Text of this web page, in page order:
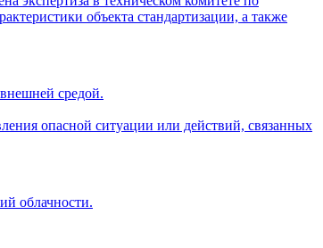
объекта стандартизации, а также
средой.
опасной ситуации или действий, связанных
облачности.